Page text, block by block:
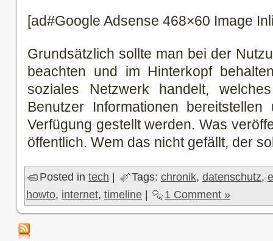
[ad#Google Adsense 468×60 Image
Grundsätzlich sollte man bei der
beachten und im Hinterkopf
soziales Netzwerk handelt,
Benutzer Informationen
Verfügung gestellt werden. Was
öffentlich. Wem das nicht gefällt, der
Posted in tech | Tags: chronik, datenschutz,
howto, internet, timeline | 1 Comment »